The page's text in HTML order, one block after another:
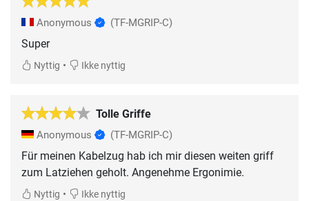
Anonymous (TF-MGRIP-C)
Super
Nyttig • Ikke nyttig
Tolle Griffe
Anonymous (TF-MGRIP-C)
Für meinen Kabelzug hab ich mir diesen weiten griff
zum Latziehen geholt. Angenehme Ergonimie.
Nyttig • Ikke nyttig